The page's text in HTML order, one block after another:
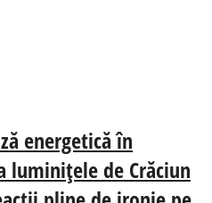
energetică în
luminițele de Crăciun